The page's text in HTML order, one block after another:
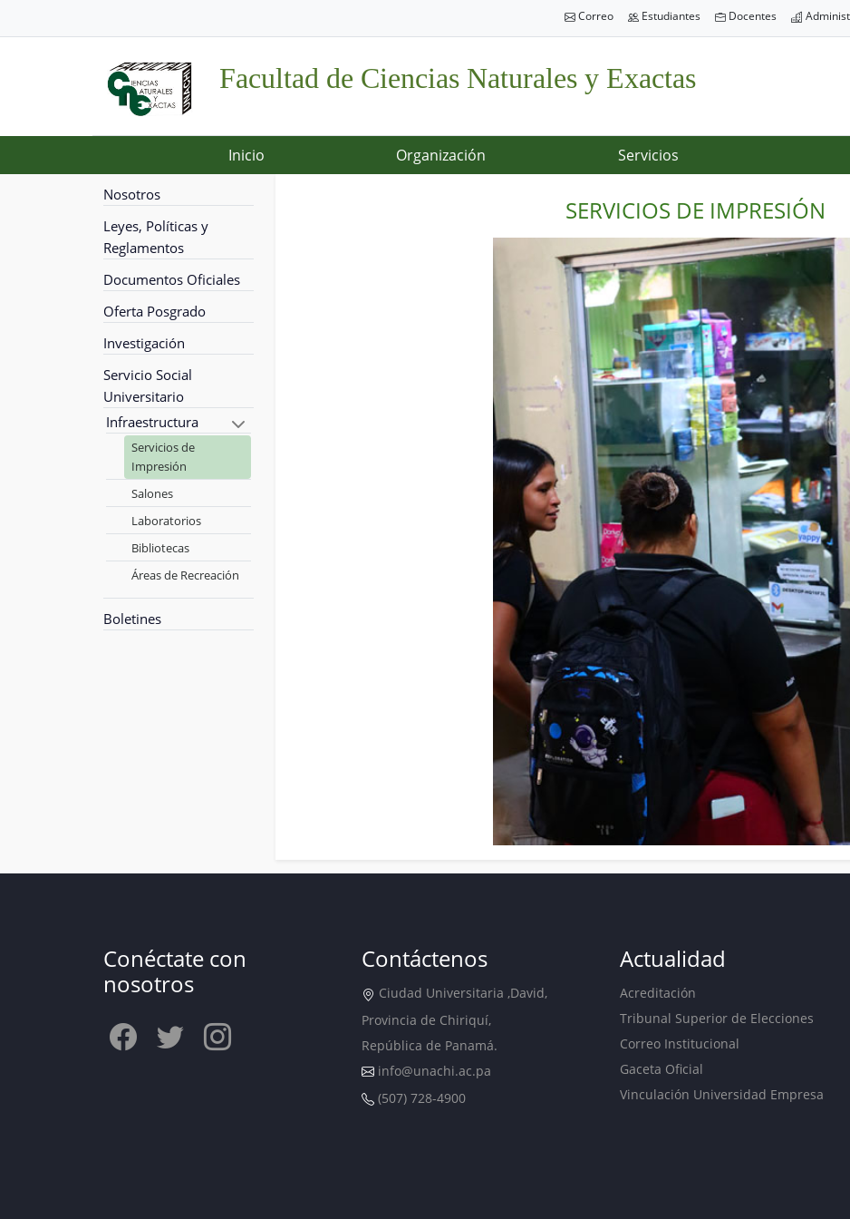
Correo Estudiantes Docentes
Facultad de Ciencias Naturales y Exactas
Inicio Organización Servicios
Nosotros
Leyes, Políticas y
Reglamentos
Documentos Oficiales
Oferta Posgrado
Investigación
Servicio Social
Universitario
Infraestructura
Servicios de
Impresión
Salones
Laboratorios
Bibliotecas
Áreas de Recreación
Boletines
SERVICIOS DE IMPRESIÓN
Conéctate con
nosotros
Contáctenos
Ciudad Universitaria ,David,
Provincia de Chiriquí,
República de Panamá.
info@unachi.ac.pa
(507) 728-4900
Actualidad
Acreditación
Tribunal Superior de Elecciones
Correo Institucional
Gaceta Oficial
Vinculación Universidad Empresa